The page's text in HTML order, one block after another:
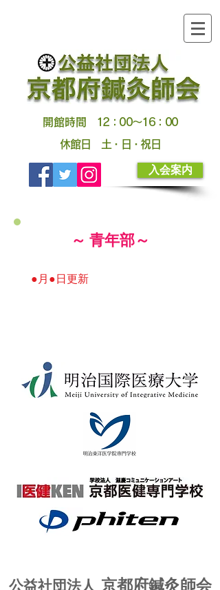
開館時間 12：00～16：00
休館日
土・日・祝日
入会案内
～ 青年部～
●月●日更新
公益社団法人 京都府鍼灸師会